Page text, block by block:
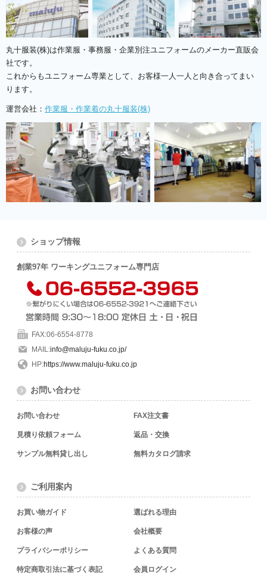
丸十服装(株)は作業服・事務服・企業別注ユニフォームのメーカー直販会
社です。
これからもユニフォーム専業として、お客様一人一人と向き合ってまい
ります。
運営会社： 作業服・作業着の丸十服装(株)
ショップ情報
創業97年 ワーキングユニフォーム専門店
FAX:06-6554-8778
MAIL:info@maluju-fuku.co.jp/
HP:https://www.maluju-fuku.co.jp
お問い合わせ
お問い合わせ FAX注文書
見積り依頼フォーム 返品・交換
サンプル無料貸し出し 無料カタログ請求
ご利用案内
お買い物ガイド 選ばれる理由
お客様の声 会社概要
プライバシーポリシー よくある質問
特定商取引法に基づく表記 会員ログイン